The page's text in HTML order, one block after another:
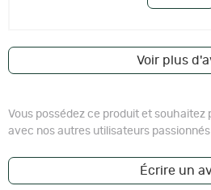
Voir plus
Vous possédez ce produit et
avec nos autres utilisateurs
Écrire un